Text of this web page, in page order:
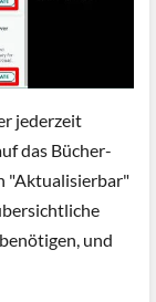
jederzeit
das Bücher-
"Aktualisierbar"
und